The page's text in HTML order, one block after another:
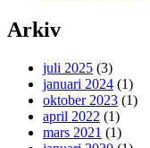
Arkiv
juli 2025 (3)
januari 2024 (1)
oktober 2023 (1)
april 2022 (1)
mars 2021 (1)